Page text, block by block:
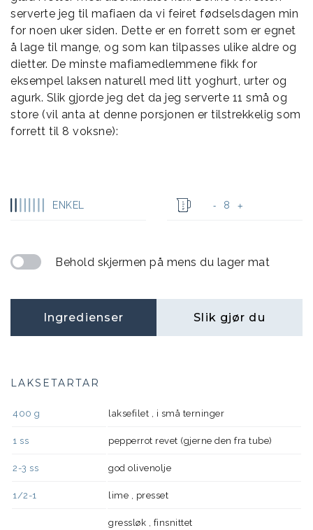
serverte jeg til mafiaen da vi feiret fødselsdagen min
for noen uker siden. Dette er en forrett som er egnet
å lage til mange, og som kan tilpasses ulike aldre og
dietter. De minste mafiamedlemmene fikk for
eksempel laksen naturell med litt yoghurt, urter og
agurk. Slik gjorde jeg det da jeg serverte 11 små og
store (vil anta at denne porsjonen er tilstrekkelig som
forrett til 8 voksne):
ENKEL - 8 +
Behold skjermen på mens du lager mat
Ingredienser Slik gjør du
LAKSETARTAR
400 g laksefilet , i små terninger
1 ss pepperrot revet (gjerne den fra tube)
2-3 ss god olivenolje
1/2-1 lime , presset
gressløk , finsnittet